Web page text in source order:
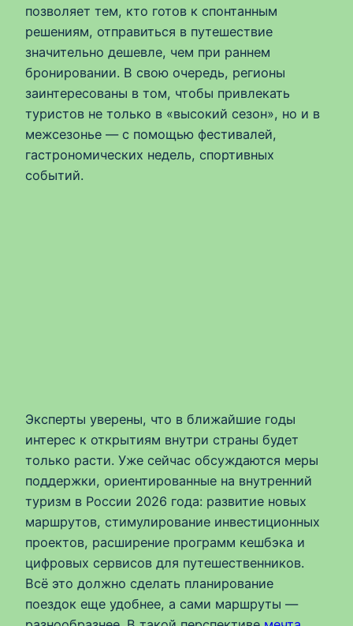
позволяет тем, кто готов к спонтанным
решениям, отправиться в путешествие
значительно дешевле, чем при раннем
бронировании. В свою очередь, регионы
заинтересованы в том, чтобы привлекать
туристов не только в «высокий сезон», но и в
межсезонье — с помощью фестивалей,
гастрономических недель, спортивных
событий.
Эксперты уверены, что в ближайшие годы
интерес к открытиям внутри страны будет
только расти. Уже сейчас обсуждаются меры
поддержки, ориентированные на внутренний
туризм в России 2026 года: развитие новых
маршрутов, стимулирование инвестиционных
проектов, расширение программ кешбэка и
цифровых сервисов для путешественников.
Всё это должно сделать планирование
поездок еще удобнее, а сами маршруты —